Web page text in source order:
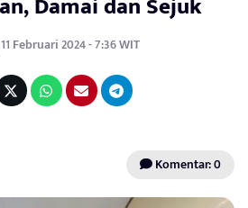
Februari 2024 - 7:36 WIT
Komentar: 0